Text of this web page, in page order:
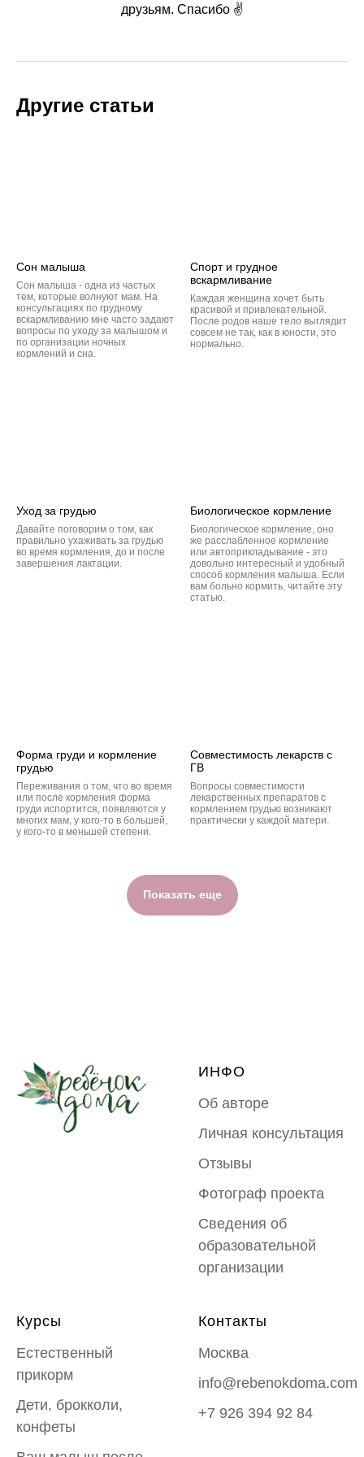
друзьям. Спасибо ✌️
Другие статьи
Сон малыша
Сон малыша - одна из частых
тем, которые волнуют мам. На
консультациях по грудному
вскармливанию мне часто задают
вопросы по уходу за малышом и
по организации ночных
кормлений и сна.
Спорт и грудное
вскармливание
Каждая женщина хочет быть
красивой и привлекательной.
После родов наше тело выглядит
совсем не так, как в юности, это
нормально.
Уход за грудью
Давайте поговорим о том, как
правильно ухаживать за грудью
во время кормления, до и после
завершения лактации.
Биологическое кормление
Биологическое кормление, оно
же расслабленное кормление
или автоприкладывание - это
довольно интересный и удобный
способ кормления малыша. Если
вам больно кормить, читайте эту
статью.
Форма груди и кормление
грудью
Переживания о том, что во время
или после кормления форма
груди испортится, появляются у
многих мам, у кого-то в большей,
у кого-то в меньшей степени.
Совместимость лекарств с
ГВ
Вопросы совместимости
лекарственных препаратов с
кормлением грудью возникают
практически у каждой матери.
Показать еще
ИНФО
Об авторе
Личная консультация
Отзывы
Фотограф проекта
Сведения об
образовательной
организации
Курсы
Естественный
прикорм
Дети, брокколи,
конфеты
Контакты
Москва
info@rebenokdoma.com
+7 926 394 92 84